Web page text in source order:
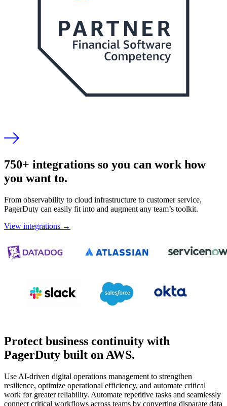
750+ integrations so you can work how
you want to.
From observability to cloud infrastructure to customer service,
PagerDuty can easily fit into and augment any team’s toolkit.
View integrations →
Protect business continuity with
PagerDuty built on AWS.
Use AI-driven digital operations management to strengthen
resilience, optimize operational efficiency, and automate critical
work for greater reliability. Automate repetitive tasks and seamlessly
connect critical workflows across teams by converting disparate data